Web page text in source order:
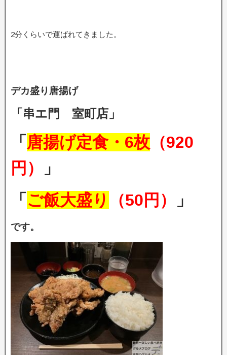
2分くらいで運ばれてきました。
デカ盛り唐揚げ
「串エ門 室町店」
「 唐揚げ定食・6枚 （920
円）
」
「 ご飯大盛り （50円） 」
です。